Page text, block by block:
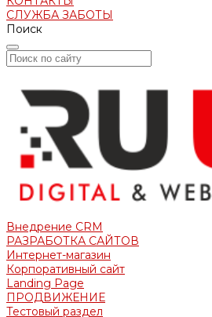
СЛУЖБА ЗАБОТЫ
Поиск
Внедрение CRM
РАЗРАБОТКА САЙТОВ
Интернет-магазин
Корпоративный сайт
Landing Page
ПРОДВИЖЕНИЕ
Тестовый раздел